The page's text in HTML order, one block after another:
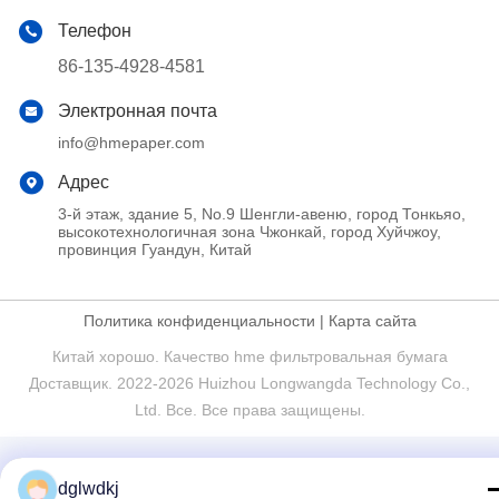
Телефон
86-135-4928-4581
Электронная почта
info@hmepaper.com
Адрес
3-й этаж, здание 5, No.9 Шенгли-авеню, город Тонкьяо,
высокотехнологичная зона Чжонкай, город Хуйчжоу,
провинция Гуандун, Китай
Политика конфиденциальности | Карта сайта
Китай хорошо. Качество hme фильтровальная бумага
Доставщик. 2022-2026 Huizhou Longwangda Technology Co.,
Ltd. Все. Все права защищены.
dglwdkj